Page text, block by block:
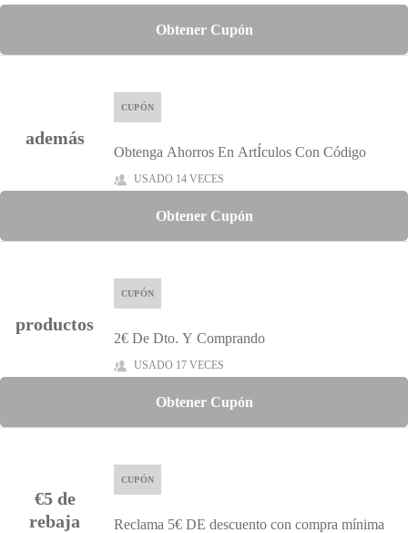
Obtener Cupón
además
CUPÓN
Obtenga Ahorros En ArtÍculos Con Código
USADO 14 VECES
Obtener Cupón
productos
CUPÓN
2€ De Dto. Y Comprando
USADO 17 VECES
Obtener Cupón
€5 de
rebaja
CUPÓN
Reclama 5€ DE descuento con compra mínima